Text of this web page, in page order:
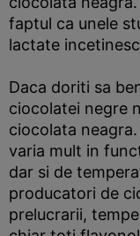
faptul ca unele
lactate
Daca doriti sa
ciocolatei negre
ciocolata
varia mult in
dar si de
producatori de
prelucrarii,